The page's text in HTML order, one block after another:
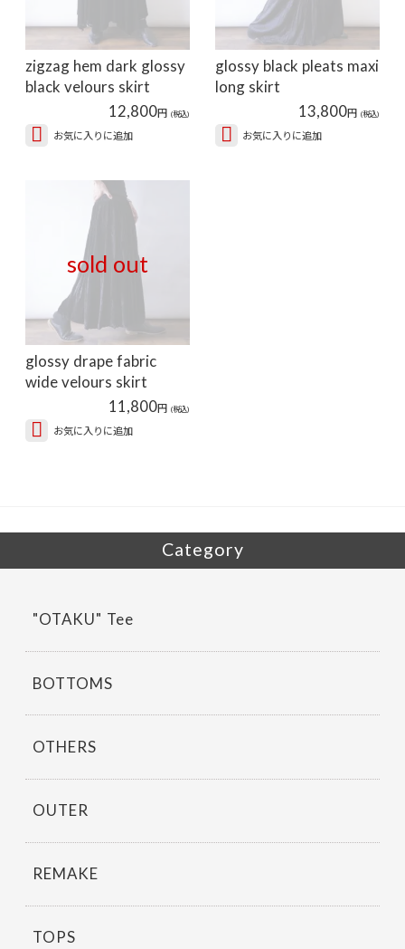
zigzag hem dark glossy
black velours skirt
12,800円 (税込)
お気に入りに追加
glossy black pleats maxi
long skirt
13,800円 (税込)
お気に入りに追加
sold out
glossy drape fabric
wide velours skirt
11,800円 (税込)
お気に入りに追加
Category
"OTAKU" Tee
BOTTOMS
OTHERS
OUTER
REMAKE
TOPS